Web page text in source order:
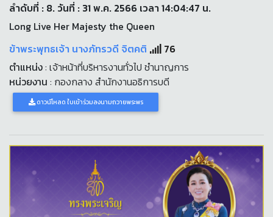
ลำดับที่ : 8. วันที่ : 31 พ.ค. 2566 เวลา 14:04:47 น.
Long Live Her Majesty the Queen
ข้าพระพุทธเจ้า นางภัทรวดี จิตคติ
76
ตำแหน่ง: เจ้าหน้าที่บริหารงานทั่วไป ชำนาญการ
หน่วยงาน : กองกลาง สำนักงานอธิการบดี
ดาวน์โหลด ใบเข้าร่วมลงนามถวายพระพร